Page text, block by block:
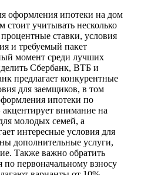
оформления ипотеки на дом
стоит учитывать несколько
ставки, условия
и требуемый пакет
момент среди лучших
Сбербанк, ВТБ и
предлагает конкурентные
для заемщиков, в том
ипотеки по
внимание на
молодых семей, а
интересные условия для
дополнительные услуги,
Также важно обратить
первоначальному взносу